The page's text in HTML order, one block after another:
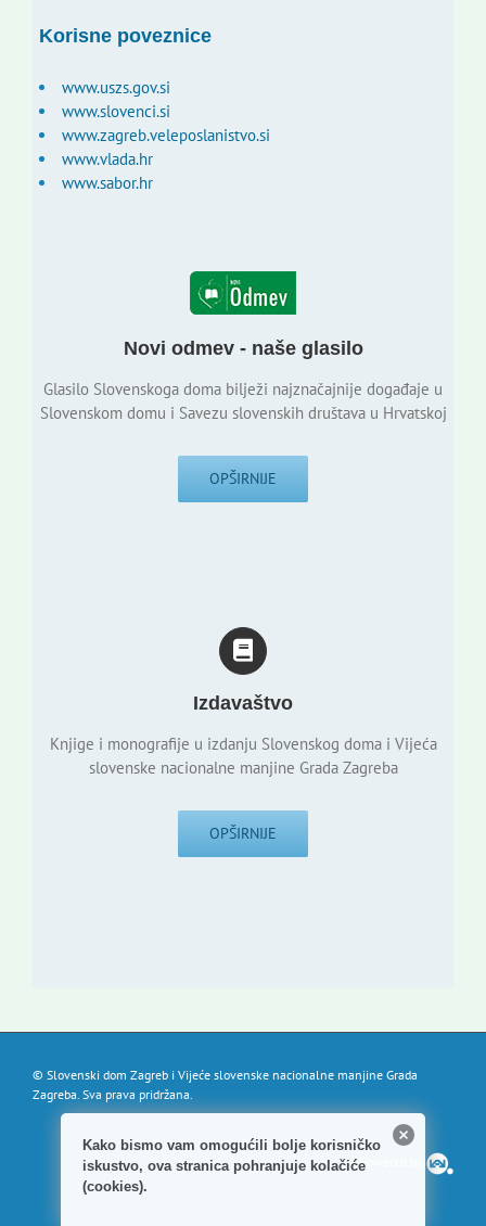
Korisne poveznice
www.uszs.gov.si
www.slovenci.si
www.zagreb.veleposlanistvo.si
www.vlada.hr
www.sabor.hr
Novi odmev - naše glasilo
Glasilo Slovenskoga doma bilježi najznačajnije događaje u
Slovenskom domu i Savezu slovenskih društava u Hrvatskoj
OPŠIRNIJE
Izdavaštvo
Knjige i monografije u izdanju Slovenskog doma i Vijeća
slovenske nacionalne manjine Grada Zagreba
OPŠIRNIJE
© Slovenski dom Zagreb i Vijeće slovenske nacionalne manjine Grada
Zagreba. Sva prava pridržana.
Powered by
Kako bismo vam omogućili bolje korisničko
iskustvo, ova stranica pohranjuje kolačiće
(cookies).